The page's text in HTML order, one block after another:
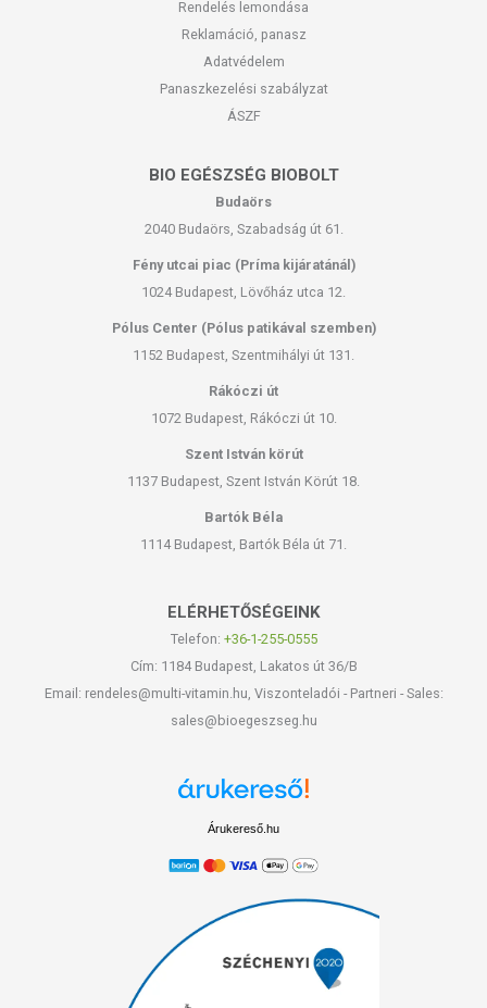
Rendelés lemondása
Reklamáció, panasz
Adatvédelem
Panaszkezelési szabályzat
ÁSZF
BIO EGÉSZSÉG BIOBOLT
Budaörs
2040 Budaörs, Szabadság út 61.
Fény utcai piac (Príma kijáratánál)
1024 Budapest, Lövőház utca 12.
Pólus Center (Pólus patikával szemben)
1152 Budapest, Szentmihályi út 131.
Rákóczi út
1072 Budapest, Rákóczi út 10.
Szent István körút
1137 Budapest, Szent István Körút 18.
Bartók Béla
1114 Budapest, Bartók Béla út 71.
ELÉRHETŐSÉGEINK
Telefon: +36-1-255-0555
Cím: 1184 Budapest, Lakatos út 36/B
Email: rendeles@multi-vitamin.hu, Viszonteladói - Partneri - Sales:
sales@bioegeszseg.hu
Árukereső.hu